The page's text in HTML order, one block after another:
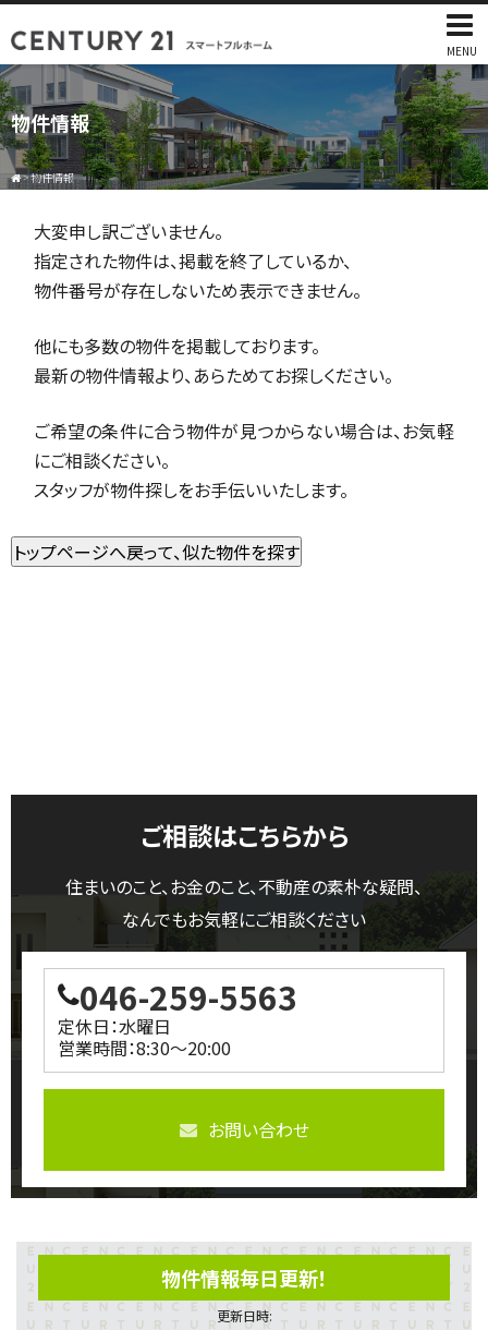
MENU
物件情報
>物件情報
大変申し訳ございません。
指定された物件は、掲載を終了しているか、
物件番号が存在しないため表示できません。
他にも多数の物件を掲載しております。
最新の物件情報より、あらためてお探しください。
ご希望の条件に合う物件が見つからない場合は、お気軽
にご相談ください。
スタッフが物件探しをお手伝いいたします。
ご相談はこちらから
住まいのこと、お金のこと、不動産の素朴な疑問、
なんでもお気軽にご相談ください
046-259-5563
定休日：水曜日
営業時間：8:30～20:00
お問い合わせ
物件情報毎日更新！
更新日時: